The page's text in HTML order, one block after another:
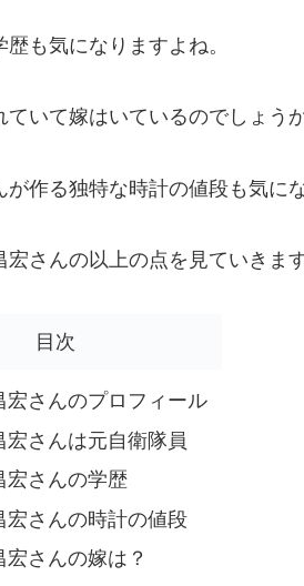
歴も気になりますよね。
ていて嫁はいているのでしょう
が作る独特な時計の値段も気に
さんの以上の点を見ていきます
目次
宏さんのプロフィール
宏さんは元自衛隊員
宏さんの学歴
宏さんの時計の値段
宏さんの嫁は？